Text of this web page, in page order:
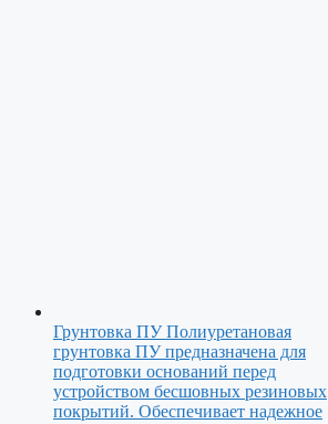
Грунтовка ПУ Полиуретановая
грунтовка ПУ предназначена для
подготовки оснований перед
устройством бесшовных резиновых
покрытий. Обеспечивает надежное